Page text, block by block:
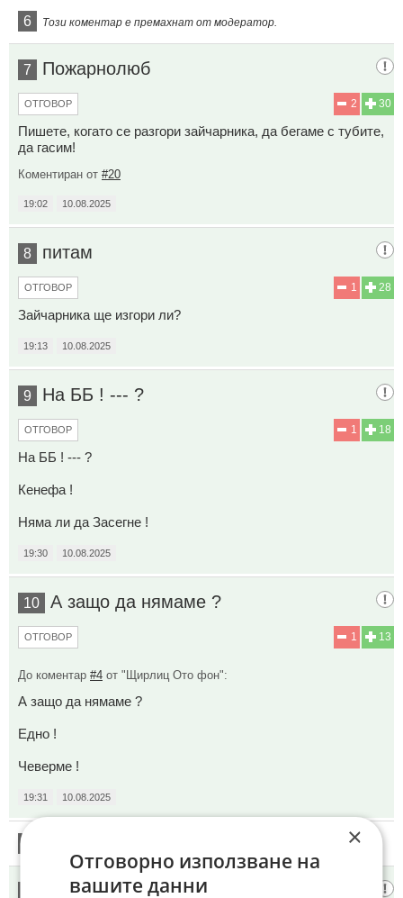
6 Този коментар е премахнат от модератор.
7 Пожарнолюб
30
2
ОТГОВОР
Пишете, когато се разгори зайчарника, да бегаме с тубите,
да гасим!
Коментиран от #20
19:02 10.08.2025
8 питам
28
1
ОТГОВОР
Зайчарника ще изгори ли?
19:13 10.08.2025
9 На ББ ! --- ?
18
1
ОТГОВОР
На ББ ! --- ?
Кенефа !
Няма ли да Засегне !
19:30 10.08.2025
10 А защо да нямаме ?
13
1
ОТГОВОР
До коментар #4 от "Щирлиц Ото фон":
А защо да нямаме ?
Едно !
Чеверме !
19:31 10.08.2025
Пожарбб
×
Отговорно използване на
вашите данни